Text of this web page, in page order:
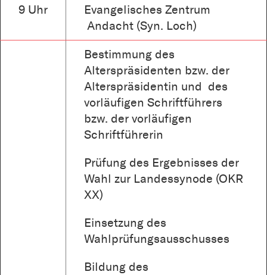
9 Uhr
Evangelisches Zentrum
Andacht (Syn. Loch)
Bestimmung des
Alterspräsidenten bzw. der
Alterspräsidentin und des
vorläufigen Schriftführers
bzw. der vorläufigen
Schriftführerin
Prüfung des Ergebnisses der
Wahl zur Landessynode (OKR
XX)
Einsetzung des
Wahlprüfungsausschusses
Bildung des